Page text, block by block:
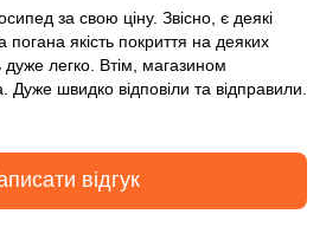
за свою ціну. Звісно, є деякі
погана якість покриття на деяких
легко. Втім, магазином
швидко відповіли та відправили.
відгук